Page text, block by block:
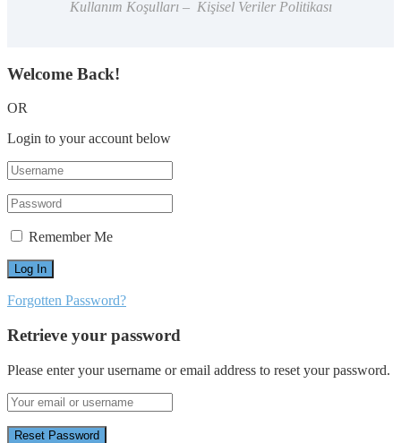
Kullanım Koşulları – Kişisel Veriler Politikası
Welcome Back!
OR
Login to your account below
Remember Me
Forgotten Password?
Retrieve your password
Please enter your username or email address to reset your password.